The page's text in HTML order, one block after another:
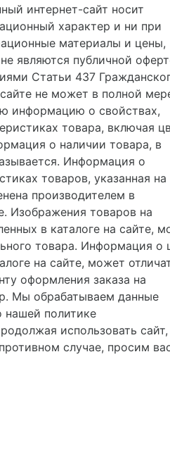
интернет-сайт носит
характер и ни при
материалы и цены,
являются публичной
Статьи 437
не может в полной
информацию о свойствах,
товара, включая
о наличии товара, в
Информация о
товаров, указанная на
производителем в
Изображения товаров на
в каталоге на сайте,
товара. Информация о
на сайте, может
оформления заказа на
Мы обрабатываем данные
нашей политике
использовать
случае, просим